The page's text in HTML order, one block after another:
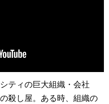
ティの巨大組織・会社
殺し屋。ある時、組織の